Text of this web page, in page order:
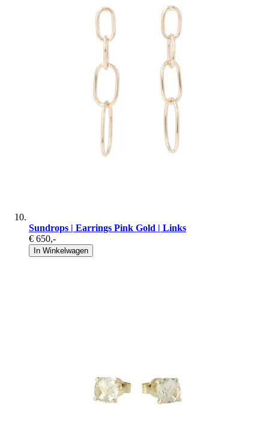
Sundrops | Earrings Pink Gold | Links
€ 650,-
In Winkelwagen